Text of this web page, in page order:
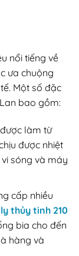
nổi tiếng về
ưa chuộng
Một số đặc
bao gồm:
làm từ
được nhiệt
sóng và máy
cấp nhiều
ly thủy tinh 210
bia cho đến
hàng và